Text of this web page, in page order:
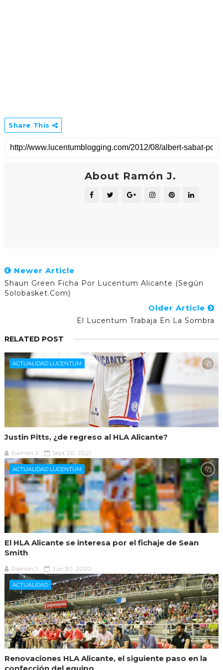
Share This
About Ramón J.
Newer Article
Shaun Green Ficha Por Lucentum Alicante (según
Solobasket.com)
Older Article
El Lucentum Trabaja En La Sombra
RELATED POST
ACTUALIDAD LUCENTUM
Justin Pitts, ¿de regreso al HLA Alicante?
Ramón J. Sept 20, 2021
ACTUALIDAD LUCENTUM
El HLA Alicante se interesa por el fichaje de Sean
Smith
Ramón J. Jun 30, 2020
ACTUALIDAD
Renovaciones HLA Alicante, el siguiente paso en la
confección del equipo